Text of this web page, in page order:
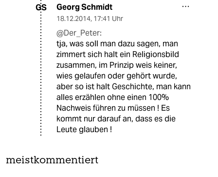
GS Georg Schmidt
18.12.2014, 17:41 Uhr
@Der_Peter:
tja, was soll man dazu sagen, man
zimmert sich halt ein Religionsbild
zusammen, im Prinzip weis keiner,
wies gelaufen oder gehört wurde,
aber so ist halt Geschichte, man kann
alles erzählen ohne einen 100%
Nachweis führen zu müssen ! Es
kommt nur darauf an, dass es die
Leute glauben !
meistkommentiert